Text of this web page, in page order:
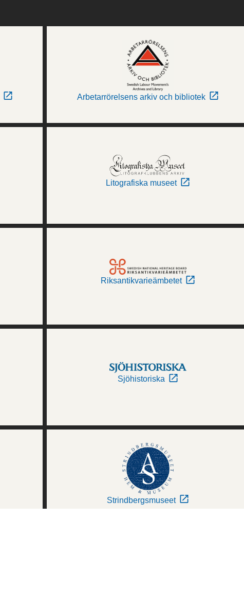
Arbetarrörelsens arkiv och bibliotek
Litografiska museet
Riksantikvarieämbetet
Sjöhistoriska
Strindbergsmuseet